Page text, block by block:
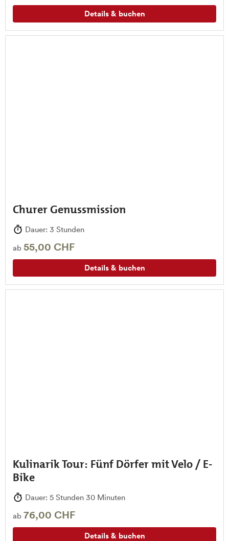
Details & buchen
Churer Genussmission
Dauer: 3 Stunden
ab 55,00 CHF
Details & buchen
Kulinarik Tour: Fünf Dörfer mit Velo / E-
Bike
Dauer: 5 Stunden 30 Minuten
ab 76,00 CHF
Details & buchen